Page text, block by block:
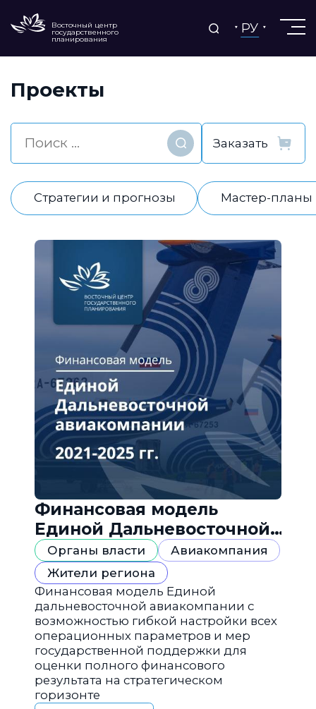
Восточный центр
государственного
планирования
РУ
Проекты
Найти
Стратегии и прогнозы Мастер-планы
Финансовая модель
Единой Дальневосточной
авиакомпании
Органы власти
Авиакомпания
Жители региона
Финансовая модель Единой
дальневосточной авиакомпании с
возможностью гибкой настройки всех
операционных параметров и мер
государственной поддержки для
оценки полного финансового
результата на стратегическом
горизонте